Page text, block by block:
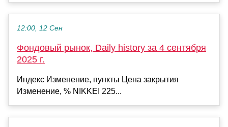
12:00, 12 Сен
Фондовый рынок, Daily history за 4 сентября
2025 г.
Индекс Изменение, пункты Цена закрытия
Изменение, % NIKKEI 225...